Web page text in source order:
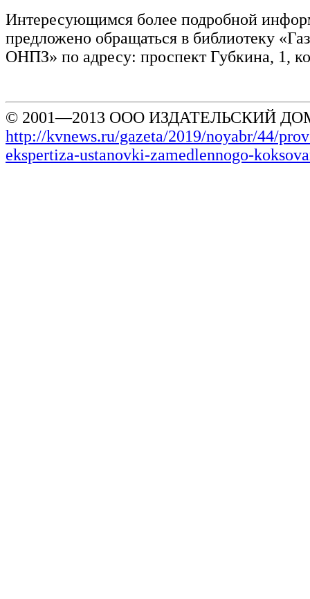
Интересующимся более подробной
предложено обращаться в библиотеку
ОНПЗ» по адресу: проспект Губкина, 1,
© 2001—2013 ООО ИЗДАТЕЛЬСКИЙ
http://kvnews.ru/gazeta/2019/noyabr/44/
ekspertiza-ustanovki-zamedlennogo-